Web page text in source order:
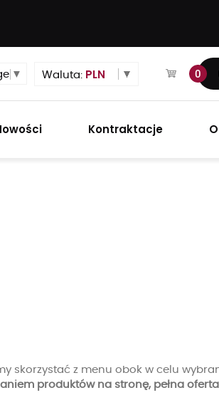
▼ Waluta: PLN 0
Kontraktacje
skorzystać z menu obok w celu
produktów na stronę, pełna